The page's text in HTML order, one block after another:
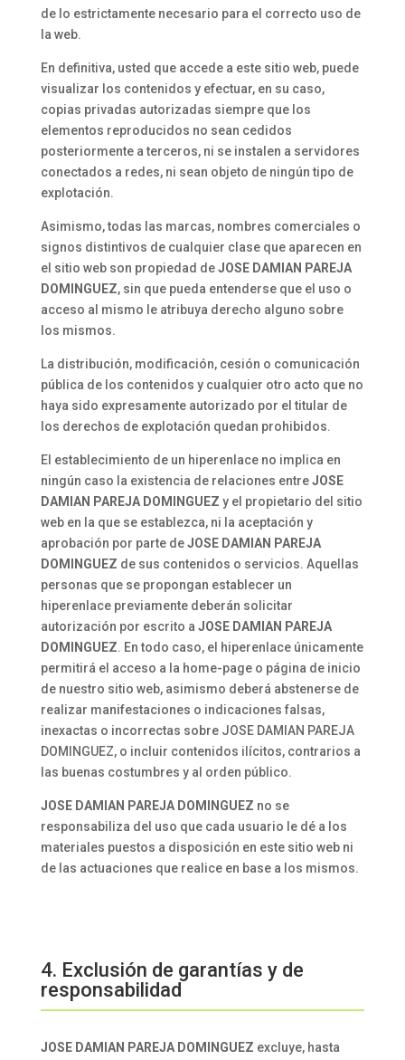
de lo estrictamente necesario para el correcto uso de
la web.
En definitiva, usted que accede a este sitio web, puede
visualizar los contenidos y efectuar, en su caso,
copias privadas autorizadas siempre que los
elementos reproducidos no sean cedidos
posteriormente a terceros, ni se instalen a servidores
conectados a redes, ni sean objeto de ningún tipo de
explotación.
Asimismo, todas las marcas, nombres comerciales o
signos distintivos de cualquier clase que aparecen en
el sitio web son propiedad deJOSE DAMIAN PAREJA
DOMINGUEZ, sin que pueda entenderse que el uso o
acceso al mismo le atribuya derecho alguno sobre
los mismos.
La distribución, modificación, cesión o comunicación
pública de los contenidos y cualquier otro acto que no
haya sido expresamente autorizado por el titular de
los derechos de explotación quedan prohibidos.
El establecimiento de un hiperenlace no implica en
ningún caso la existencia de relaciones entreJOSE
DAMIAN PAREJA DOMINGUEZ y el propietario del sitio
web en la que se establezca, ni la aceptación y
aprobación por parte deJOSE DAMIAN PAREJA
DOMINGUEZ de sus contenidos o servicios. Aquellas
personas que se propongan establecer un
hiperenlace previamente deberán solicitar
autorización por escrito a JOSE DAMIAN PAREJA
DOMINGUEZ. En todo caso, el hiperenlace únicamente
permitirá el acceso a la home-page o página de inicio
de nuestro sitio web, asimismo deberá abstenerse de
realizar manifestaciones o indicaciones falsas,
inexactas o incorrectas sobre JOSE DAMIAN PAREJA
DOMINGUEZ, o incluir contenidos ilícitos, contrarios a
las buenas costumbres y al orden público.
JOSE DAMIAN PAREJA DOMINGUEZ no se
responsabiliza del uso que cada usuario le dé a los
materiales puestos a disposición en este sitio web ni
de las actuaciones que realice en base a los mismos.
4. Exclusión de garantías y de
responsabilidad
JOSE DAMIAN PAREJA DOMINGUEZ excluye, hasta